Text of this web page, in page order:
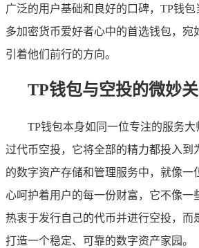
广泛的用户基础和良好的口碑，TP钱
多加密货币爱好者心中的首选钱包，宛
引着他们前行的方向。
TP钱包与空投的微妙
TP钱包本身如同一位专注的服务
过代币空投，它将全部的精力都投入到
的数字资产存储和管理服务中，就像一
心呵护着用户的每一份财富，它不像一
热衷于发行自己的代币并进行空投，而
打造一个稳定、可靠的数字资产家园。